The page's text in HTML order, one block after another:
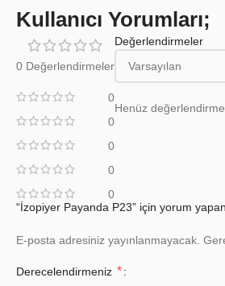
Kullanıcı Yorumları;
0 Değerlendirmeler
0
0
0
0
0
Değerlendirmeler
Henüz değerlendirme
“İzopiyer Payanda P23” için yorum
E-posta adresiniz yayınlanmayacak.
Derecelendirmeniz *